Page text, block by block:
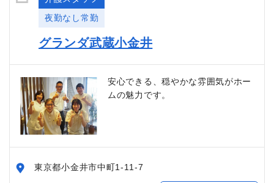
夜勤なし常勤
グランダ武蔵小金井
安心できる、穏やかな雰囲気がホー
ムの魅力です。
東京都小金井市中町1-11-7